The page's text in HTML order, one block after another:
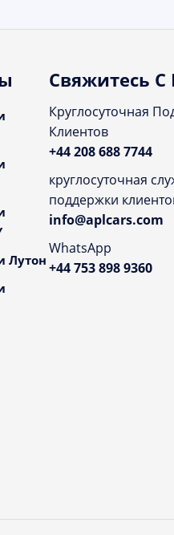
Лутон
Свяжитесь
Круглосуточная
Клиентов
+44 208 688 7744
круглосуточная
поддержки
info@aplcars.com
WhatsApp
+44 753 898 9360